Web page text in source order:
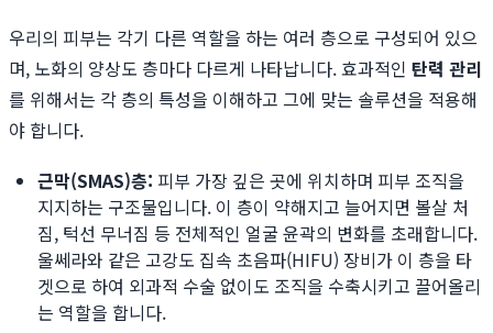
우리의 피부는 각기 다른 역할을 하는 여러 층으로 구성되어 있으
며, 노화의 양상도 층마다 다르게 나타납니다. 효과적인 탄력 관리
를 위해서는 각 층의 특성을 이해하고 그에 맞는 솔루션을 적용해
야 합니다.
근막(SMAS)층: 피부 가장 깊은 곳에 위치하며 피부 조직을
지지하는 구조물입니다. 이 층이 약해지고 늘어지면 볼살 처
짐, 턱선 무너짐 등 전체적인 얼굴 윤곽의 변화를 초래합니다.
울쎄라와 같은 고강도 집속 초음파(HIFU) 장비가 이 층을 타
겟으로 하여 외과적 수술 없이도 조직을 수축시키고 끌어올리
는 역할을 합니다.